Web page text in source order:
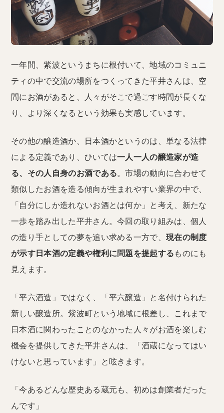
一年間、紫波というまちに根付いて、地域のコミュニ
ティの中で交流の場所をつくってきた平井さんは、空
間にお酒があると、人々がそこで過ごす時間が長くな
り、より深くなるという効果も実感しています。
その他の醸造酒か、日本酒かというのは、単なる法律
による定義であり、ひいては一人一人の醸造家が造
る、その人自身のお酒である。市場の動向に合わせて
類似したお酒を造る傾向が生まれやすい業界の中で、
「自分にしか造れないお酒とは何か」と考え、新たな
一歩を踏み出した平井さん。今回の取り組みは、個人
の造り手としての夢を追い求める一方で、現在の制度
が示す日本酒の定義や権利に問題を提起する ものにも
見えます。
「平六酒造」ではなく、「平六醸造」と名付けられた
新しい醸造所。紫波町という地域に根差し、これまで
日本酒に関わったことのなかった人々がお酒を楽しむ
機会を提供してきた平井さんは、「酒蔵になってはい
けないと思っています」と呟きます。
「今あるどんな歴史ある蔵元も、初めは創業者だった
んです」